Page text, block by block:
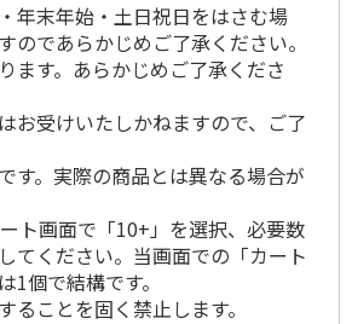
)
1,969円
(送料別・税込)
605,000円
(送料・税込)
年末年始・土日祝日をはさむ場
であらかじめご了承ください。
ます。あらかじめご了承くださ
お受けいたしかねますので、ご了
す。実際の商品とは異なる場合が
ト画面で「10+」を選択、必要数
てください。当画面での「カート
個で結構です。
ことを固く禁止します。